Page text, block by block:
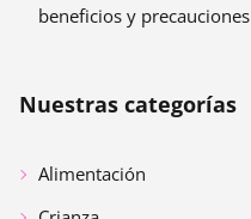
beneficios y precauciones
Nuestras categorías
Alimentación